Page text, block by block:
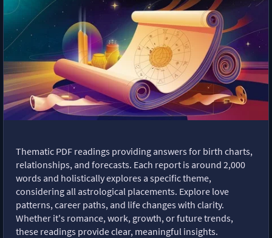
Thematic PDF readings providing answers for birth charts,
relationships, and forecasts. Each report is around 2,000
words and holistically explores a specific theme,
considering all astrological placements. Explore love
patterns, career paths, and life changes with clarity.
Whether it's romance, work, growth, or future trends,
these readings provide clear, meaningful insights.